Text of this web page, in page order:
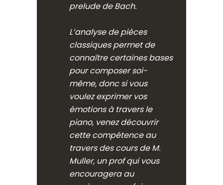
prelude de Bach.
L’analyse de pièces
classiques permet de
connaître certaines bases
pour composer soi-
même, donc si vous
voulez exprimer vos
émotions à travers le
piano, venez découvrir
cette compétence au
travers des cours de M.
Muller, un prof qui vous
encouragera au